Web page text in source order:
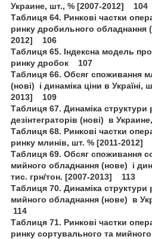
Украине, шт., % [2007-2012] 104
Таблиця 64. Ринкові частки
ринку дробильного обладнання
2012] 106
Таблиця 65. Індексна модель
ринку дробок 107
Таблиця 66. Обсяг споживання
(нові) і динаміка ціни в Україні,
2013] 109
Таблиця 67. Динаміка структури
дезінтеграторів (нові) в
Таблиця 68. Ринкові частки
ринку млинів, шт. % [2011-2012]
Таблиця 69. Обсяг споживання
мийного обладнання (нове) і
тис. грн/тон. [2007-2013] 113
Таблиця 70. Динаміка структури
мийного обладнання (нове) в
114
Таблиця 71. Ринкові частки
ринку сортувального та